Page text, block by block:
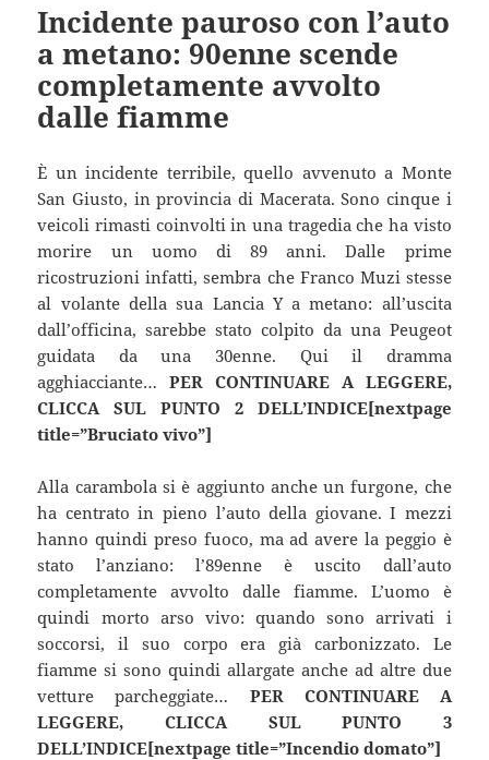
Incidente pauroso con l’auto
a metano: 90enne scende
completamente avvolto
dalle fiamme
È un incidente terribile, quello avvenuto a Monte
San Giusto, in provincia di Macerata. Sono cinque i
veicoli rimasti coinvolti in una tragedia che ha visto
morire un uomo di 89 anni. Dalle prime
ricostruzioni infatti, sembra che Franco Muzi stesse
al volante della sua Lancia Y a metano: all’uscita
dall’officina, sarebbe stato colpito da una Peugeot
guidata da una 30enne. Qui il dramma
agghiacciante…PER CONTINUARE A LEGGERE,
CLICCA SUL PUNTO 2 DELL’INDICE[nextpage
title=”Bruciato vivo”]
Alla carambola si è aggiunto anche un furgone, che
ha centrato in pieno l’auto della giovane. I mezzi
hanno quindi preso fuoco, ma ad avere la peggio è
stato l’anziano: l’89enne è uscito dall’auto
completamente avvolto dalle fiamme. L’uomo è
quindi morto arso vivo: quando sono arrivati i
soccorsi, il suo corpo era già carbonizzato. Le
fiamme si sono quindi allargate anche ad altre due
vetture parcheggiate… PER CONTINUARE A
LEGGERE, CLICCA SUL PUNTO 3
DELL’INDICE[nextpage title=”Incendio domato”]